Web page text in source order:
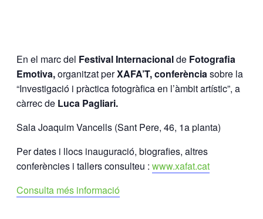
En el marc del Festival Internacionalde Fotografia
Emotiva,organitzat perXAFA’T, conferènciasobre la
“Investigació i pràctica fotogràfica en l’àmbit artístic”, a
càrrec de Luca Pagliari.
Sala Joaquim Vancells (Sant Pere, 46, 1a planta)
Per dates i llocs inauguració, biografies, altres
conferències i tallers consulteu : www.xafat.cat
Consulta més informació